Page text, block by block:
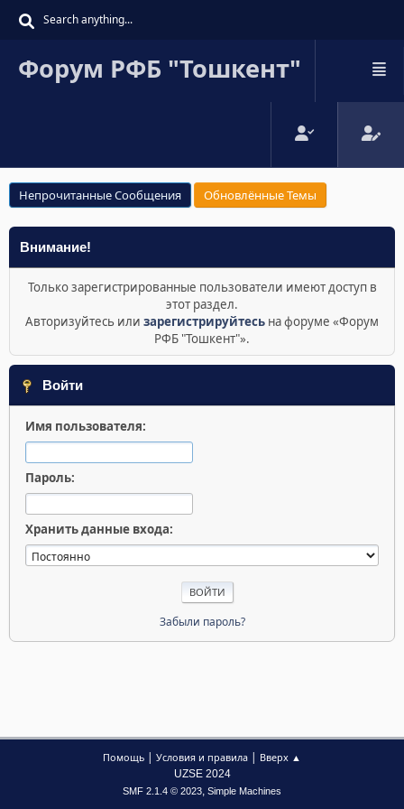
Форум РФБ "Тошкент"
Непрочитанные Сообщения Обновлённые Темы
Внимание!
Только зарегистрированные пользователи имеют доступ в
этот раздел.
Авторизуйтесь или зарегистрируйтесь на форуме «Форум
РФБ "Тошкент"».
Войти
Имя пользователя:
Пароль:
Хранить данные входа:
Забыли пароль?
Помощь | Условия и правила | Вверх ▲
UZSE 2024
SMF 2.1.4 © 2023, Simple Machines